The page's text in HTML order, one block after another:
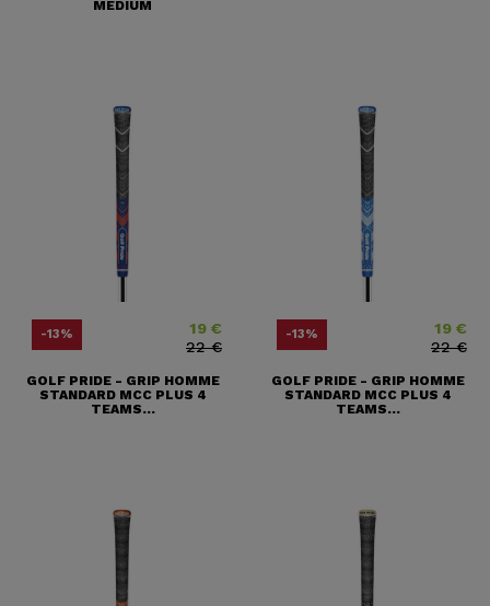
MEDIUM
-13% 19 €
Prix ​​habituel
22 €
GOLF PRIDE - GRIP HOMME
STANDARD MCC PLUS 4
TEAMS...
-13% 19 €
Prix
22 €
GOLF PRIDE - GRIP HOMME
STANDARD MCC PLUS 4
TEAMS...